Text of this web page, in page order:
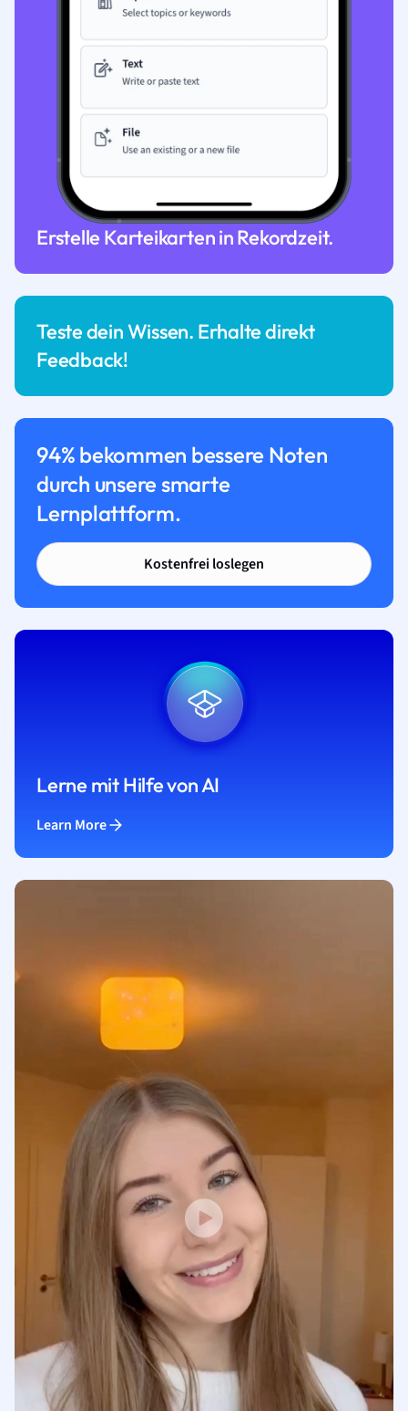
Erstelle Karteikarten in Rekordzeit.
Teste dein Wissen. Erhalte direkt
Feedback!
94% bekommen bessere Noten
durch unsere smarte
Lernplattform.
Kostenfrei loslegen
Lerne mit Hilfe von AI
Learn More